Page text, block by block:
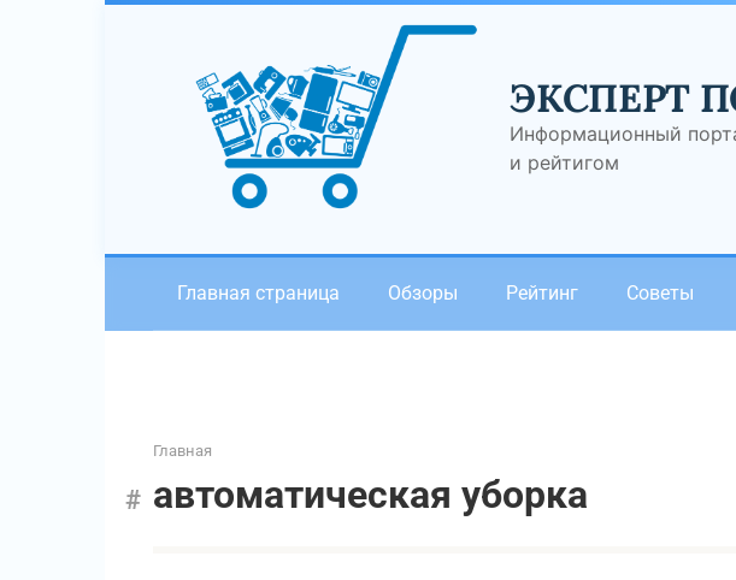
ЭКСПЕРТ
Информационный
и рейтигом
Главная страница Обзоры Рейтинг Советы
Главная
автоматическая уборка